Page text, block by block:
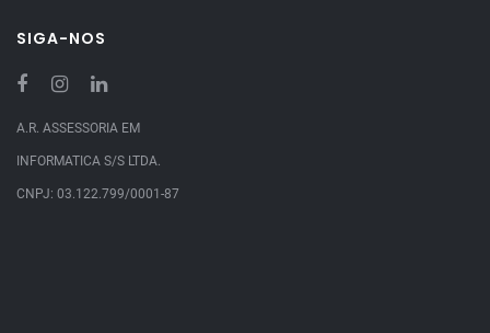
SIGA-NOS
A.R. ASSESSORIA EM
INFORMATICA S/S LTDA.
CNPJ: 03.122.799/0001-87